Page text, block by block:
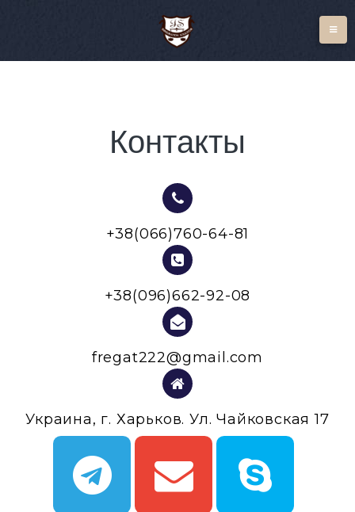
Контакты
+38(066)760-64-81
+38(096)662-92-08
fregat222@gmail.com
Украина, г. Харьков. Ул. Чайковская 17